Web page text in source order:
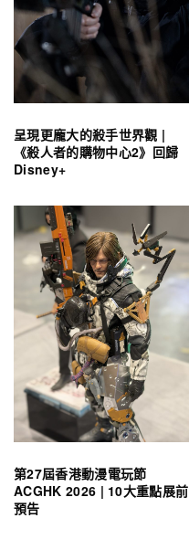
呈現更龐大的殺手世界觀 |
《殺人者的購物中心2》回歸
Disney+
第27屆香港動漫電玩節
ACGHK 2026 | 10大重點展前
預告